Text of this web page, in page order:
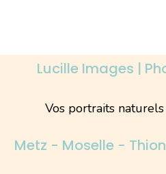
Lucille Images |
Vos portraits
Metz - Moselle -